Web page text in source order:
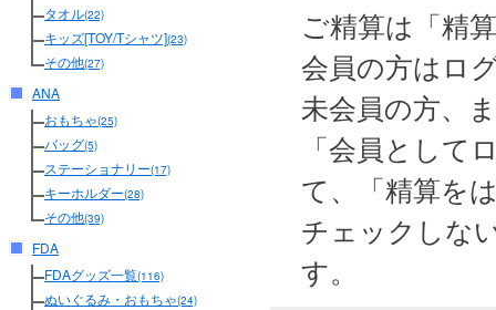
タオル(22)
キッズ[TOY/Tシャツ](23)
その他(27)
ANA
おもちゃ(25)
バッグ(5)
ステーショナリー(17)
キーホルダー(28)
その他(39)
FDA
FDAグッズ一覧(116)
ぬいぐるみ・おもちゃ(24)
ご精算は「精
会員の方はロ
未会員の方、
「会員として
て、「精算を
チェックしな
す。